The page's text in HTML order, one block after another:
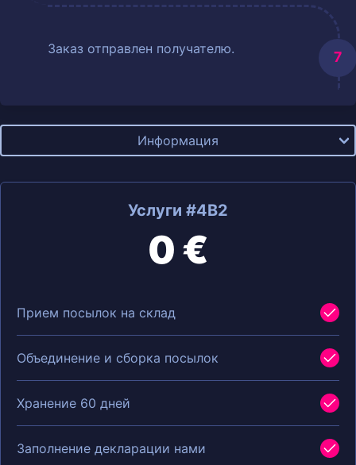
Заказ отправлен получателю.
Информация
Услуги #4B2
0 €
Прием посылок на склад
Объединение и сборка посылок
Хранение 60 дней
Заполнение декларации нами